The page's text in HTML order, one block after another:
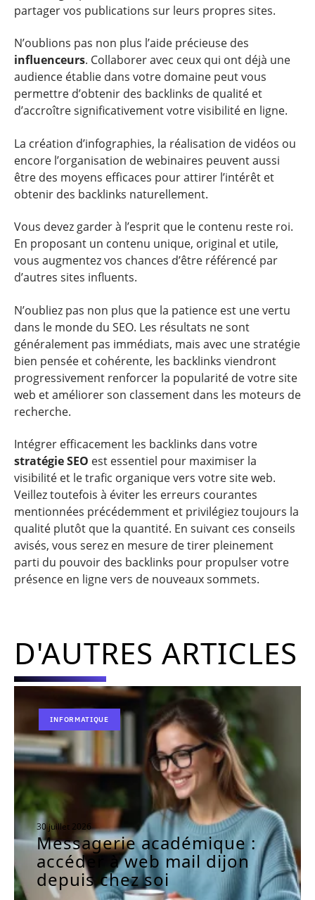
partager vos publications sur leurs propres sites.
N’oublions pas non plus l’aide précieuse des
influenceurs. Collaborer avec ceux qui ont déjà une
audience établie dans votre domaine peut vous
permettre d’obtenir des backlinks de qualité et
d’accroître significativement votre visibilité en ligne.
La création d’infographies, la réalisation de vidéos ou
encore l’organisation de webinaires peuvent aussi
être des moyens efficaces pour attirer l’intérêt et
obtenir des backlinks naturellement.
Vous devez garder à l’esprit que le contenu reste roi.
En proposant un contenu unique, original et utile,
vous augmentez vos chances d’être référencé par
d’autres sites influents.
N’oubliez pas non plus que la patience est une vertu
dans le monde du SEO. Les résultats ne sont
généralement pas immédiats, mais avec une stratégie
bien pensée et cohérente, les backlinks viendront
progressivement renforcer la popularité de votre site
web et améliorer son classement dans les moteurs de
recherche.
Intégrer efficacement les backlinks dans votre
stratégie SEO est essentiel pour maximiser la
visibilité et le trafic organique vers votre site web.
Veillez toutefois à éviter les erreurs courantes
mentionnées précédemment et privilégiez toujours la
qualité plutôt que la quantité. En suivant ces conseils
avisés, vous serez en mesure de tirer pleinement
parti du pouvoir des backlinks pour propulser votre
présence en ligne vers de nouveaux sommets.
D'AUTRES ARTICLES
INFORMATIQUE
30 juillet 2026
Messagerie académique :
accéder à web mail dijon
depuis chez soi